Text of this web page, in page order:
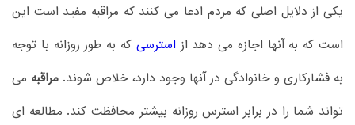
یکی از دلایل اصلی که مردم ادعا می کنند که مراقبه مفید است این
است که به آنها اجازه می دهد از استرسی که به طور روزانه با توجه
به فشارکاری و خانوادگی در آنها وجود دارد، خلاص شوند. مراقبه می
تواند شما را در برابر استرس روزانه بیشتر محافظت کند. مطالعه ای